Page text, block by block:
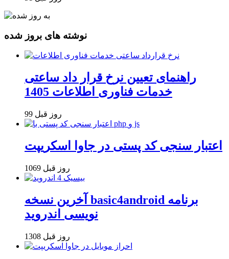
نوشته های بروز شده
راهنمای تعیین نرخ قرار داد ساعتی
خدمات فناوری اطلاعات 1405
99 روز قبل
اعتبار سنجی کد پستی در جاوا اسکریپت
1069 روز قبل
آخرین نسخه basic4android برنامه
نویسی اندروید
1308 روز قبل